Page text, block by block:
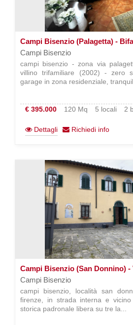
Campi Bisenzio (Palagetta) -
Campi Bisenzio
campi bisenzio - zona via
villino trifamiliare (2002) - zero
garage in zona residenziale,
€ 395.000 120 Mq 5 locali 2
Dettagli Richiedi info
Campi Bisenzio (San Donnino) -
Campi Bisenzio
campi bisenzio, località san
firenze, in strada interna e
storica padronale libera su tre la...